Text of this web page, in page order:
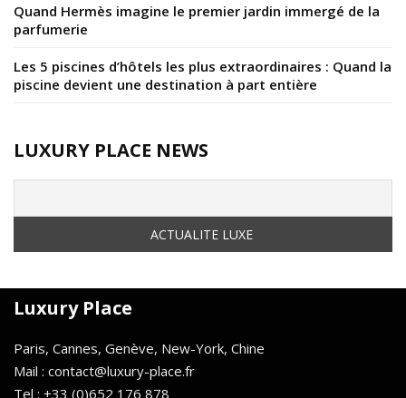
Quand Hermès imagine le premier jardin immergé de la
parfumerie
Les 5 piscines d’hôtels les plus extraordinaires : Quand la
piscine devient une destination à part entière
LUXURY PLACE NEWS
Luxury Place
Paris, Cannes, Genève, New-York, Chine
Mail : contact@luxury-place.fr
Tel : +33 (0)652 176 878